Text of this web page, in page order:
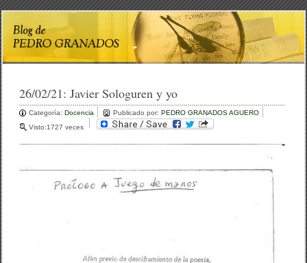
26/02/21:Javier Sologuren y yo
Categoría:Docencia Publicado por:PEDRO GRANADOS AGUERO
Visto:1727 veces